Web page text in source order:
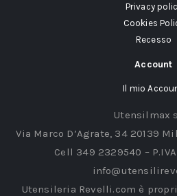
Privacy
Cookies
Recesso
Account
Il mio
Utensilmax
Via Marco D’Agrate, 34 20139
Cell 349 2329540 –
Utensileria Revelli.com è